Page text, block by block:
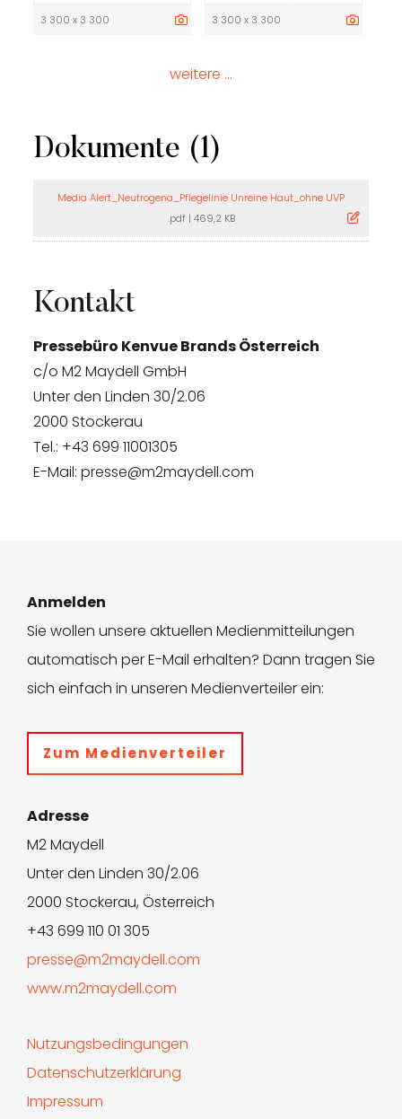
3 300 x 3 300 3 300 x 3 300
weitere ...
Dokumente (1)
Media Alert_Neutrogena_Pflegelinie Unreine Haut_ohne UVP
.pdf| 469,2 KB
Kontakt
Pressebüro Kenvue Brands Österreich
c/o M2 Maydell GmbH
Unter den Linden 30/2.06
2000 Stockerau
Tel.: +43 699 11001305
E-Mail: presse@m2maydell.com
Anmelden
Sie wollen unsere aktuellen Medienmitteilungen
automatisch per E-Mail erhalten? Dann tragen Sie
sich einfach in unseren Medienverteiler ein:
Zum Medienverteiler
Adresse
M2 Maydell
Unter den Linden 30/2.06
2000 Stockerau, Österreich
+43 699 110 01 305
presse@m2maydell.com
www.m2maydell.com
Nutzungsbedingungen
Datenschutzerklärung
Impressum